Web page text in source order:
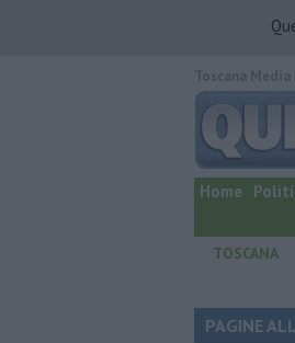
quotidiano
Home
TOSCANA
PAGINE